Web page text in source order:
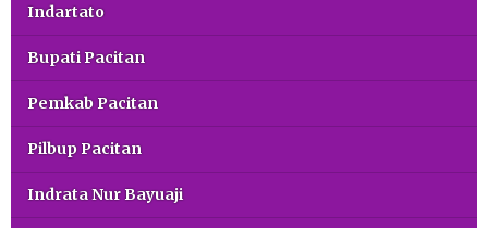
Indartato
Bupati Pacitan
Pemkab Pacitan
Pilbup Pacitan
Indrata Nur Bayuaji